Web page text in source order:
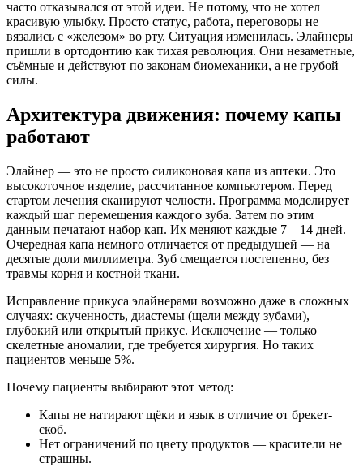
часто отказывался от этой идеи. Не потому, что не хотел
красивую улыбку. Просто статус, работа, переговоры не
вязались с «железом» во рту. Ситуация изменилась. Элайнеры
пришли в ортодонтию как тихая революция. Они незаметные,
съёмные и действуют по законам биомеханики, а не грубой
силы.
Архитектура движения: почему капы
работают
Элайнер — это не просто силиконовая капа из аптеки. Это
высокоточное изделие, рассчитанное компьютером. Перед
стартом лечения сканируют челюсти. Программа моделирует
каждый шаг перемещения каждого зуба. Затем по этим
данным печатают набор кап. Их меняют каждые 7—14 дней.
Очередная капа немного отличается от предыдущей — на
десятые доли миллиметра. Зуб смещается постепенно, без
травмы корня и костной ткани.
Исправление прикуса элайнерами возможно даже в сложных
случаях: скученность, диастемы (щели между зубами),
глубокий или открытый прикус. Исключение — только
скелетные аномалии, где требуется хирургия. Но таких
пациентов меньше 5%.
Почему пациенты выбирают этот метод:
Капы не натирают щёки и язык в отличие от брекет-
скоб.
Нет ограничений по цвету продуктов — красители не
страшны.